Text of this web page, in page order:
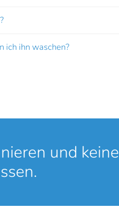
ich ihn waschen?
und keine